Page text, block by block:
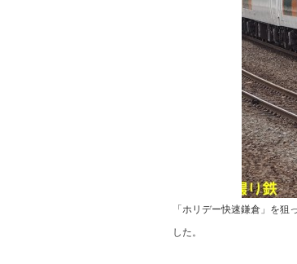
「ホリデー快速鎌倉」を
した。